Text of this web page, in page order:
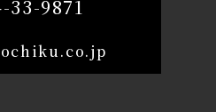
33-9871